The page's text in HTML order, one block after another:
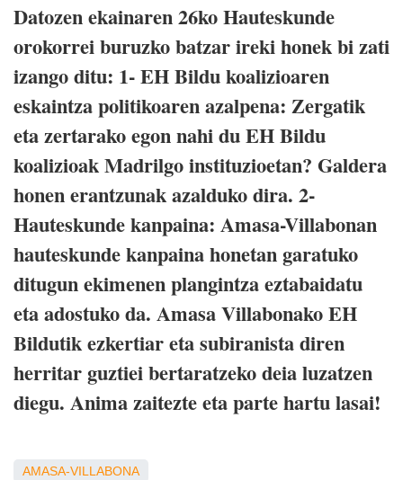
Datozen ekainaren 26ko Hauteskunde
orokorrei buruzko batzar ireki honek bi zati
izango ditu: 1- EH Bildu koalizioaren
eskaintza politikoaren azalpena: Zergatik
eta zertarako egon nahi du EH Bildu
koalizioak Madrilgo instituzioetan? Galdera
honen erantzunak azalduko dira. 2-
Hauteskunde kanpaina: Amasa-Villabonan
hauteskunde kanpaina honetan garatuko
ditugun ekimenen plangintza eztabaidatu
eta adostuko da. Amasa Villabonako EH
Bildutik ezkertiar eta subiranista diren
herritar guztiei bertaratzeko deia luzatzen
diegu. Anima zaitezte eta parte hartu lasai!
AMASA-VILLABONA